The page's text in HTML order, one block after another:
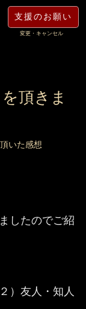
支援のお願い
変更・キャンセル
頂きま
いた感想
したのでご紹
）友人・知人